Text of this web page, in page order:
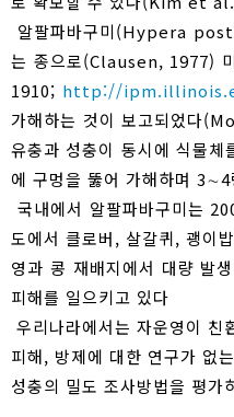
알팔파바구미(Hypera
는 종으로(Clausen, 1977)
1910; http://
가해하는 것이 보고되었다
유충과 성충이 동시에 식물
에 구멍을 뚫어 가해하며
국내에서 알팔파바구미는
도에서 클로버, 살갈퀴, 괭이
영과 콩 재배지에서 대량
피해를 일으키고 있다
우리나라에서는 자운영이 친
피해, 방제에 대한 연구가 없
성충의 밀도 조사방법을 평가